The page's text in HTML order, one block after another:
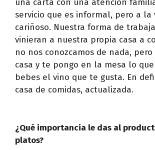
una carta con una atención
servicio que es informal, pero a la
cariñoso. Nuestra forma de
vinieran a nuestra propia casa a
no nos conozcamos de nada, pero
casa y te pongo en la mesa lo
bebes el vino que te gusta. En
casa de comidas, actualizada.
¿Qué importancia le das al
platos?